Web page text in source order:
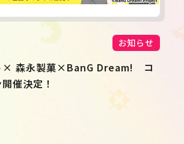
お知らせ
× 森永製菓×BanG Dream! コ
催決定！